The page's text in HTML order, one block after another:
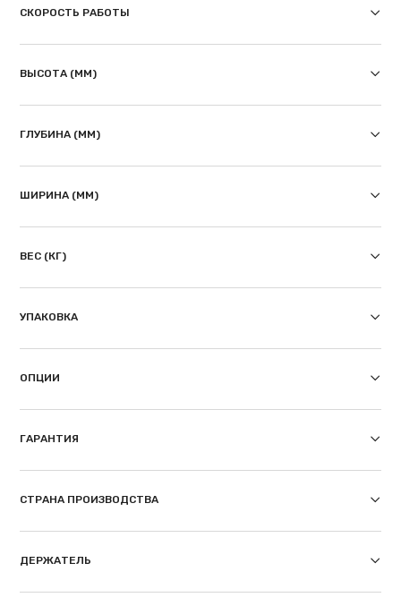
СКОРОСТЬ РАБОТЫ
ВЫСОТА (ММ)
ГЛУБИНА (ММ)
ШИРИНА (ММ)
ВЕС (КГ)
УПАКОВКА
ОПЦИИ
ГАРАНТИЯ
СТРАНА ПРОИЗВОДСТВА
ДЕРЖАТЕЛЬ